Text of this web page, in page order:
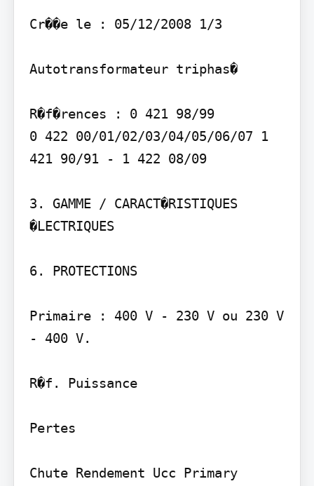
Cr��e le : 05/12/2008 1/3
Autotransformateur triphas�
R�f�rences : 0 421 98/99
0 422 00/01/02/03/04/05/06/07 1
421 90/91 - 1 422 08/09
3. GAMME / CARACT�RISTIQUES
�LECTRIQUES
6. PROTECTIONS
Primaire : 400 V - 230 V ou 230 V
- 400 V.
R�f. Puissance
Pertes
Chute Rendement Ucc Primary